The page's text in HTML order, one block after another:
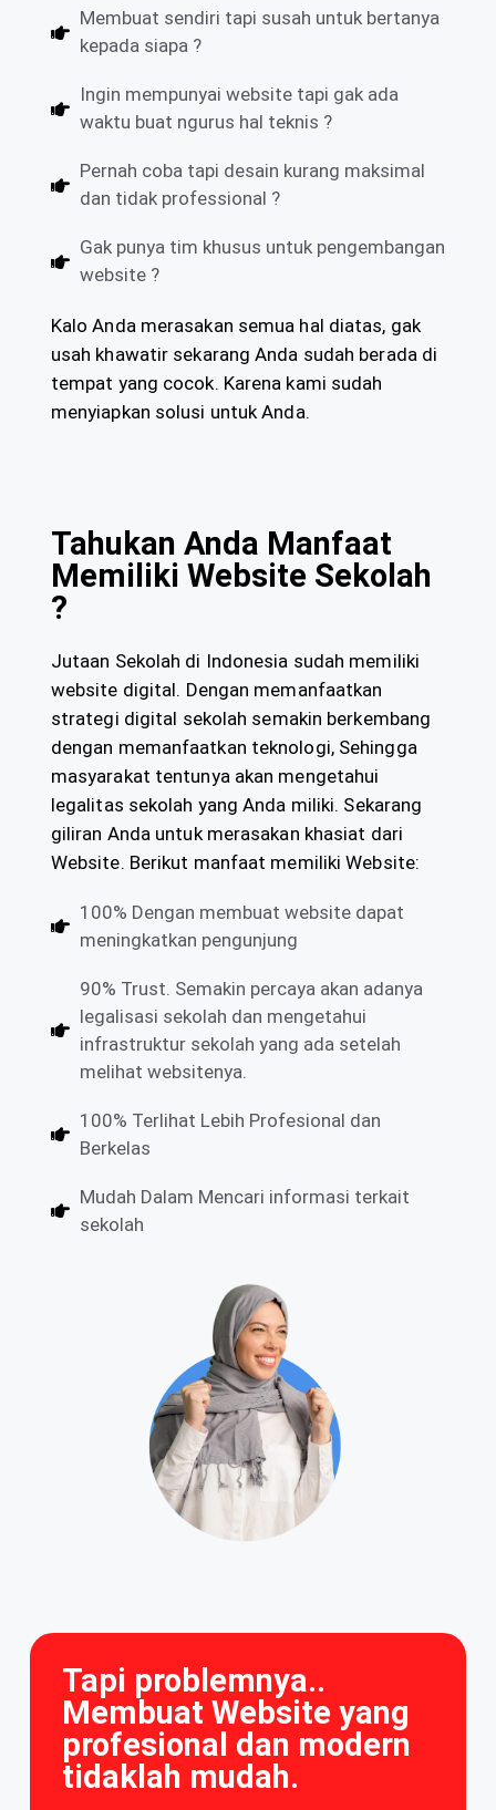
Membuat sendiri tapi susah untuk bertanya
kepada siapa ?
Ingin mempunyai website tapi gak ada
waktu buat ngurus hal teknis ?
Pernah coba tapi desain kurang maksimal
dan tidak professional ?
Gak punya tim khusus untuk pengembangan
website ?
Kalo Anda merasakan semua hal diatas, gak
usah khawatir sekarang Anda sudah berada di
tempat yang cocok. Karena kami sudah
menyiapkan solusi untuk Anda.
Tahukan Anda Manfaat
Memiliki Website Sekolah
?
Jutaan Sekolah di Indonesia sudah memiliki
website digital. Dengan memanfaatkan
strategi digital sekolah semakin berkembang
dengan memanfaatkan teknologi, Sehingga
masyarakat tentunya akan mengetahui
legalitas sekolah yang Anda miliki. Sekarang
giliran Anda untuk merasakan khasiat dari
Website. Berikut manfaat memiliki Website:
100% Dengan membuat website dapat
meningkatkan pengunjung
90% Trust. Semakin percaya akan adanya
legalisasi sekolah dan mengetahui
infrastruktur sekolah yang ada setelah
melihat websitenya.
100% Terlihat Lebih Profesional dan
Berkelas
Mudah Dalam Mencari informasi terkait
sekolah
Tapi problemnya..
Membuat Website yang
profesional dan modern
tidaklah mudah.